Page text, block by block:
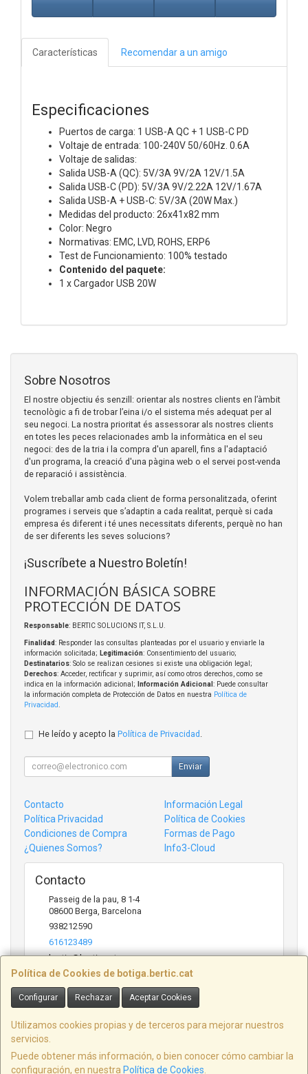
Características Recomendar a un amigo
Especificaciones
Puertos de carga: 1 USB-A QC + 1 USB-C PD
Voltaje de entrada: 100-240V 50/60Hz. 0.6A
Voltaje de salidas:
Salida USB-A (QC): 5V/3A 9V/2A 12V/1.5A
Salida USB-C (PD): 5V/3A 9V/2.22A 12V/1.67A
Salida USB-A + USB-C: 5V/3A (20W Max.)
Medidas del producto: 26x41x82 mm
Color: Negro
Normativas: EMC, LVD, ROHS, ERP6
Test de Funcionamiento: 100% testado
Contenido del paquete:
1 x Cargador USB 20W
Política de Cookies de botiga.bertic.cat
Configurar Rechazar Aceptar Cookies
Utilizamos cookies propias y de terceros para mejorar nuestros
servicios.
Puede obtener más información, o bien conocer cómo cambiar la
configuración, en nuestra Política de Cookies
Sobre Nosotros
El nostre objectiu és senzill: orientar als nostres clients en l’àmbit
tecnològic a fi de trobar l’eina i/o el sistema més adequat per al
seu negoci. La nostra prioritat és assessorar als nostres clients
en totes les peces relacionades amb la informàtica en el seu
negoci: des de la tria i la compra d'un aparell, fins a l'adaptació
d'un programa, la creació d'una pàgina web o el servei post-venda
de reparació i assistència.
Volem treballar amb cada client de forma personalitzada, oferint
programes i serveis que s’adaptin a cada realitat, perquè si cada
empresa és diferent i té unes necessitats diferents, perquè no han
de ser diferents les seves solucions?
¡Suscríbete a Nuestro Boletín!
INFORMACIÓN BÁSICA SOBRE
PROTECCIÓN DE DATOS
Responsable: BERTIC SOLUCIONS IT, S.L.U.
Finalidad: Responder las consultas planteadas por el usuario y enviarle la
información solicitada; Legitimación: Consentimiento del usuario;
Destinatarios: Solo se realizan cesiones si existe una obligación legal;
Derechos: Acceder, rectificar y suprimir, así como otros derechos, como se
indica en la información adicional;
Información Adicional : Puede consultar
la información completa de Protección de Datos en nuestra Política de
Privacidad
He leído y acepto la Política de Privacidad
Enviar
Contacto
Información Legal
Política Privacidad
Política de Cookies
Condiciones de Compra
Formas de Pago
¿Quienes Somos?
Info3-Cloud
Contacto
Passeig de la pau, 8 1-4
08600 Berga Barcelona
938212590
616123489
bertic@bertic.cat
Horario
Lunes a Viernes (9h-14h | 15h-18h)